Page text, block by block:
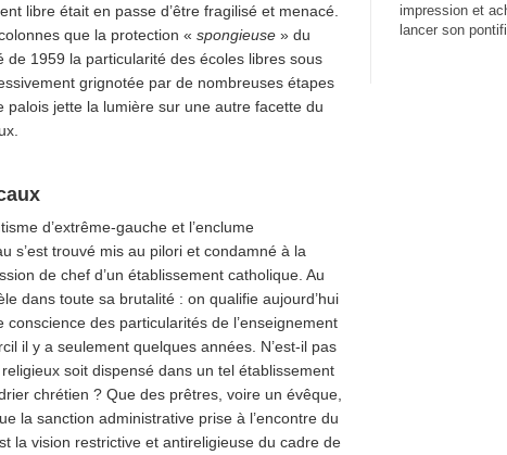
libre était en passe d’être fragilisé et menacé.
que la protection « spongieuse » du
de 1959 la particularité des écoles libres sous
grignotée par de nombreuses étapes
jette la lumière sur une autre facette du
d’extrême-gauche et l’enclume
s’est trouvé mis au pilori et condamné à la
de chef d’un établissement catholique. Au
dans toute sa brutalité : on qualifie aujourd’hui
des particularités de l’enseignement
il y a seulement quelques années. N’est-il pas
soit dispensé dans un tel établissement
chrétien ? Que des prêtres, voire un évêque,
la sanction administrative prise à l’encontre du
la vision restrictive et antireligieuse du cadre de
impression et
lancer son